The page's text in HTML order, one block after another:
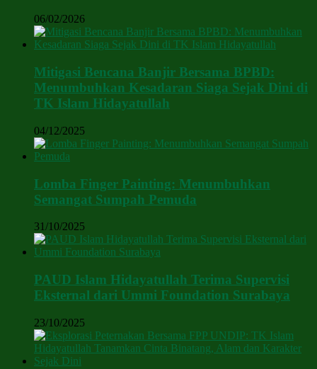
06/02/2026
Mitigasi Bencana Banjir Bersama BPBD:
Menumbuhkan Kesadaran Siaga Sejak Dini di
TK Islam Hidayatullah
04/12/2025
Lomba Finger Painting: Menumbuhkan
Semangat Sumpah Pemuda
31/10/2025
PAUD Islam Hidayatullah Terima Supervisi
Eksternal dari Ummi Foundation Surabaya
23/10/2025